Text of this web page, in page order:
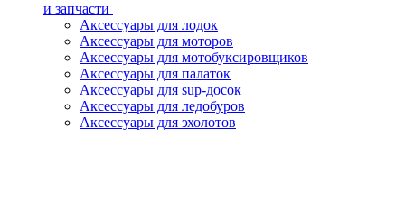
и запчасти
Аксессуары для лодок
Аксессуары для моторов
Аксессуары для мотобуксировщиков
Аксессуары для палаток
Аксессуары для sup-досок
Аксессуары для ледобуров
Аксессуары для эхолотов